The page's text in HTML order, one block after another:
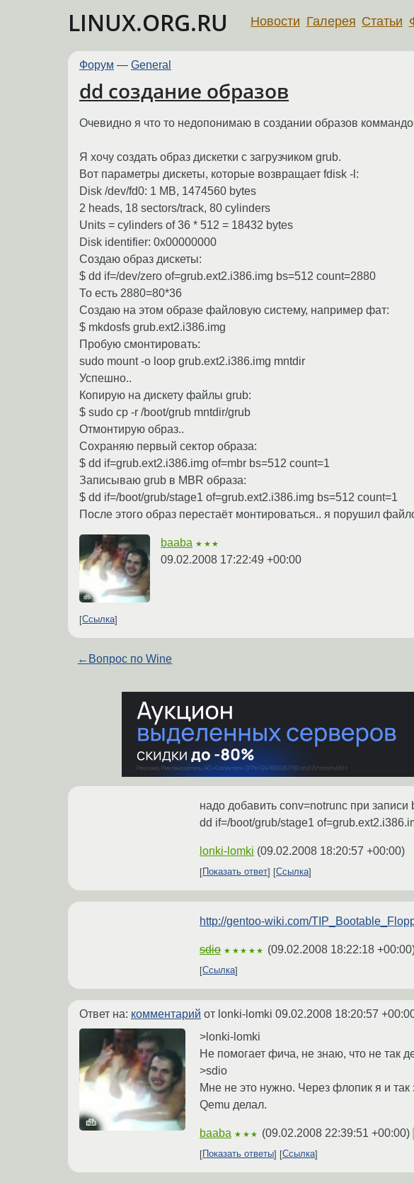
LINUX.ORG.RU Новости Галерея Статьи
Форум — General
dd создание образов
Очевидно я что то недопонимаю в создании образов
Я хочу создать образ дискетки с загрузчиком grub.
Вот параметры дискеты, которые возвращает fdisk -l:
Disk /dev/fd0: 1 MB, 1474560 bytes
2 heads, 18 sectors/track, 80 cylinders
Units = cylinders of 36 * 512 = 18432 bytes
Disk identifier: 0x00000000
Создаю образ дискеты:
$ dd if=/dev/zero of=grub.ext2.i386.img bs=512 count=2880
То есть 2880=80*36
Создаю на этом образе файловую систему, например фат:
$ mkdosfs grub.ext2.i386.img
Пробую смонтировать:
sudo mount -o loop grub.ext2.i386.img mntdir
Успешно..
Копирую на дискету файлы grub:
$ sudo cp -r /boot/grub mntdir/grub
Отмонтирую образ..
Сохраняю первый сектор образа:
$ dd if=grub.ext2.i386.img of=mbr bs=512 count=1
Записываю grub в MBR образа:
$ dd if=/boot/grub/stage1 of=grub.ext2.i386.img bs=512 count=1
После этого образ перестаёт монтироваться.. я порушил
baaba ★★★
09.02.2008 17:22:49 +00:00
Ссылка
← Вопрос по Wine
надо добавить conv=notrunc при записи
dd if=/boot/grub/stage1
lonki-lomki (09.02.2008 18:20:57 +00:00)
Показать ответ Ссылка
http://gentoo-wiki.com/
sdio ★★★★★ (09.02.2008 18:22:18 +00:00
Ссылка
Ответ на: комментарий от lonki-lomki 09.02.2008 18:20:57
>lonki-lomki
Не помогает фича, не знаю, что не так
>sdio
Мне не это нужно. Через флопик я и
Qemu делал.
baaba ★★★ (09.02.2008 22:39:51 +00:00)
Показать ответы
Ссылка